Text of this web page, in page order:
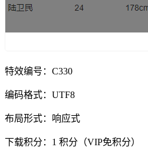
特效编号：C330
编码格式：UTF8
布局形式：响应式
下载积分： 1 积分（VIP免积分）